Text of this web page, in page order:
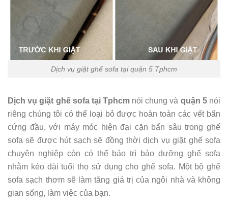
Dịch vụ giặt ghế sofa tại quận 5 Tphcm
Dịch vụ giặt ghế sofa tại Tphcm nói chung và quận 5nói
riêng chúng tôi có thể loại bỏ được hoàn toàn các vết bẩn
cứng đầu, với máy móc hiện đại cặn bẩn sâu trong ghế
sofa sẽ được hút sạch sẽ đồng thời dịch vụ giặt ghế sofa
chuyên nghiệp còn có thể bảo trì bảo dưỡng ghế sofa
nhằm kéo dài tuổi thọ sử dụng cho ghế sofa. Một bộ ghế
sofa sạch thơm sẽ làm tăng giá trị của ngôi nhà và không
gian sống, làm việc của bạn.